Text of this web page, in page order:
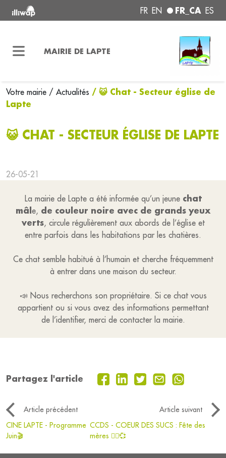
FR EN FR_CA ES
MAIRIE DE LAPTE
Votre mairie / Actualités / 😺 Chat - Secteur église de
Lapte
😺 CHAT - SECTEUR ÉGLISE DE LAPTE
26-05-21
La mairie de Lapte a été informée qu’un jeune chat
mâl e, de couleur noire avec de grands yeux
verts, circule régulièrement aux abords de l’église et
entre parfois dans les habitations par les chatières.
Ce chat semble habitué à l’humain et cherche fréquemment
à entrer dans une maison du secteur.
📣 Nous recherchons son propriétaire. Si ce chat vous
appartient ou si vous avez des informations permettant
de l’identifier, merci de contacter la mairie.
Partagez l'article
Article précédent
Article suivant
CINE LAPTE - Programme
Juin🎬
CCDS - COEUR DES SUCS : Fête des
mères 🙍‍♀️💞